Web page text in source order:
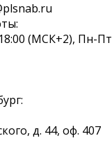
(МСК+2), Пн-Пт
д. 44, оф. 407